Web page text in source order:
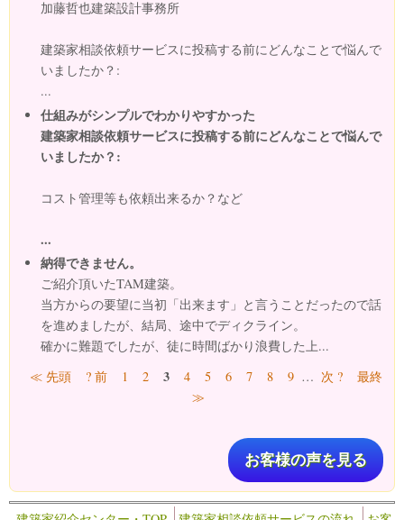
加藤哲也建築設計事務所
建築家相談依頼サービスに投稿する前にどんなことで悩んで
いましたか？:
...
仕組みがシンプルでわかりやすかった
建築家相談依頼サービスに投稿する前にどんなことで悩んで
いましたか？:
コスト管理等も依頼出来るか？など
...
納得できません。
ご紹介頂いたTAM建築。
当方からの要望に当初「出来ます」と言うことだったので話
を進めましたが、結局、途中でディクライン。
確かに難題でしたが、徒に時間ばかり浪費した上...
ページ
≪ 先頭 ? 前 1 2 3 4 5 6 7 8 9 … 次 ?
最終
≫
お客様の声を見る